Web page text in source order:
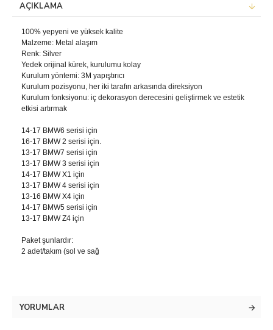
AÇIKLAMA
100% yepyeni ve yüksek kalite
Malzeme: Metal alaşım
Renk: Silver
Yedek orijinal kürek, kurulumu kolay
Kurulum yöntemi: 3M yapıştırıcı
Kurulum pozisyonu, her iki tarafın arkasında direksiyon
Kurulum fonksiyonu: iç dekorasyon derecesini geliştirmek ve estetik
etkisi artırmak
14-17 BMW6 serisi için
16-17 BMW 2 serisi için.
13-17 BMW7 serisi için
13-17 BMW 3 serisi için
14-17 BMW X1 için
13-17 BMW 4 serisi için
13-16 BMW X4 için
14-17 BMW5 serisi için
13-17 BMW Z4 için
Paket şunlardır:
2 adet/takım (sol ve sağ
YORUMLAR